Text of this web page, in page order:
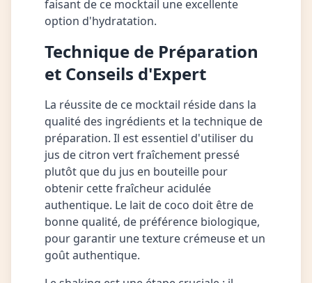
faisant de ce mocktail une excellente
option d'hydratation.
Technique de Préparation
et Conseils d'Expert
La réussite de ce mocktail réside dans la
qualité des ingrédients et la technique de
préparation. Il est essentiel d'utiliser du
jus de citron vert fraîchement pressé
plutôt que du jus en bouteille pour
obtenir cette fraîcheur acidulée
authentique. Le lait de coco doit être de
bonne qualité, de préférence biologique,
pour garantir une texture crémeuse et un
goût authentique.